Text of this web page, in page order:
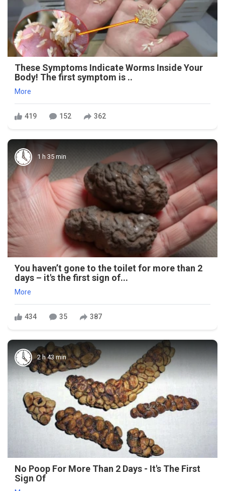
These Symptoms Indicate Worms Inside Your
Body! The first symptom is ..
More
419 152 362
1 h 35 min
You haven’t gone to the toilet for more than 2
days – it's the first sign of...
More
434 35 387
2 h 43 min
No Poop For More Than 2 Days - It's The First
Sign Of